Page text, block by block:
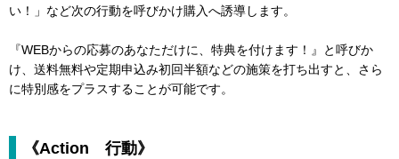
い！」など次の行動を呼びかけ購入へ誘導します。
『WEBからの応募のあなただけに、特典を付けます！』と呼びか
け、送料無料や定期申込み初回半額などの施策を打ち出すと、さら
に特別感をプラスすることが可能です。
《Action 行動》